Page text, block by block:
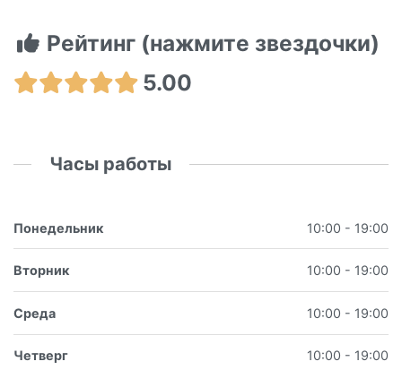
Рейтинг (нажмите звездочки)
5.00
Часы работы
Понедельник 10:00 - 19:00
Вторник 10:00 - 19:00
Среда 10:00 - 19:00
Четверг 10:00 - 19:00